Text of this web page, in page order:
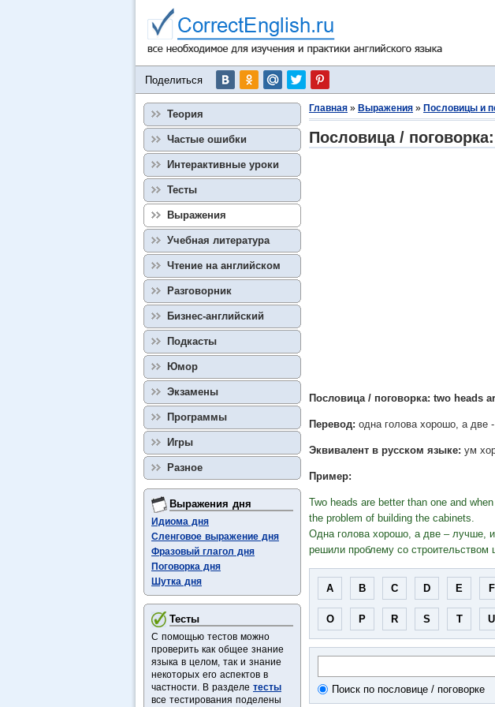
Поделиться
Главная » Выражения » Пословицы и
Пословица /
Пословица / поговорка: two heads
Перевод: одна голова хорошо, а две
Эквивалент в русском языке: ум
Пример:
Two heads are better than one and
the problem of building the cabinets.
Одна голова хорошо, а две – лучше, и
решили проблему со
A B C D E F
O P R S T U
Поиск по пословице / поговорке
Теория
Частые ошибки
Интерактивные уроки
Тесты
Выражения
Учебная литература
Чтение на английском
Разговорник
Бизнес-английский
Подкасты
Юмор
Экзамены
Программы
Игры
Разное
Выражения дня
Идиома дня
Сленговое выражение дня
Фразовый глагол дня
Поговорка дня
Шутка дня
Тесты
С помощью тестов можно
проверить как общее знание
языка в целом, так и знание
некоторых его аспектов в
частности. В разделе тесты
все тестирования поделены